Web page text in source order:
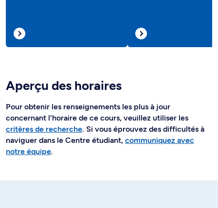
Aperçu des horaires
Pour obtenir les renseignements les plus à jour
concernant l'horaire de ce cours, veuillez utiliser les
critères de recherche. Si vous éprouvez des difficultés à
naviguer dans le Centre étudiant, communiquez avec
notre équipe.